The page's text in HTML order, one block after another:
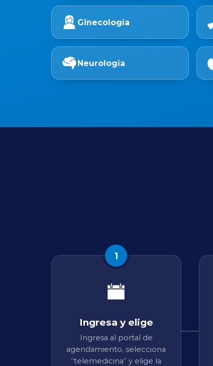
Ginecología
Neurología
1
Ingresa y elige
Ingresa al portal de
agendamiento, selecciona
“telemedicina” y elige la